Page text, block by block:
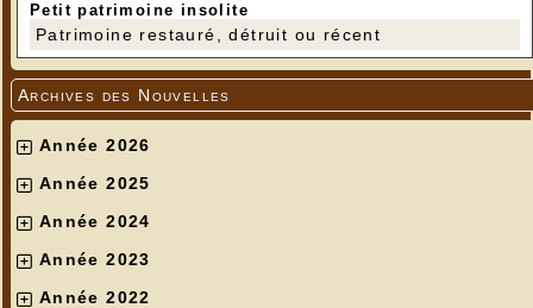
Petit patrimoine insolite
Patrimoine restauré, détruit ou récent
Archives des Nouvelles
Année 2026
Année 2025
Année 2024
Année 2023
Année 2022